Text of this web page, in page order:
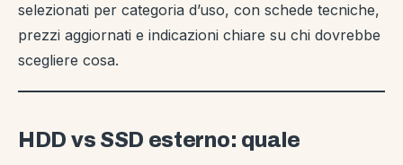
selezionati per categoria d’uso, con schede tecniche,
prezzi aggiornati e indicazioni chiare su chi dovrebbe
scegliere cosa.
HDD vs SSD esterno: quale